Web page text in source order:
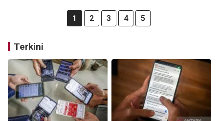
1 2 3 4 5
Terkini